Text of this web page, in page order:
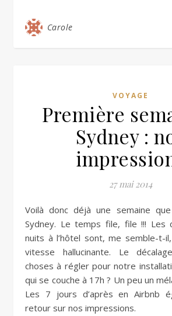
Carole
VOYAGE
Première
Sydney :
27 mai 2014
Voilà donc déjà une semaine que nous vivons à
Sydney. Le temps file, file !!! Les
nuits à l’hôtel sont, me semble-t-
vitesse hallucinante. Le
choses à régler pour notre
qui se couche à 17h ? Un peu un
Les 7 jours d’après en Airbnb
retour sur nos impressions.